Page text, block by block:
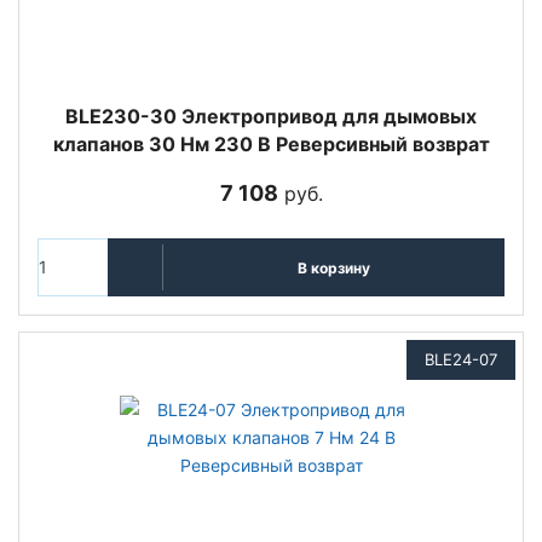
BLE230-30 Электропривод для дымовых
клапанов 30 Нм 230 В Реверсивный возврат
7 108 руб.
В корзину
BLE24-07